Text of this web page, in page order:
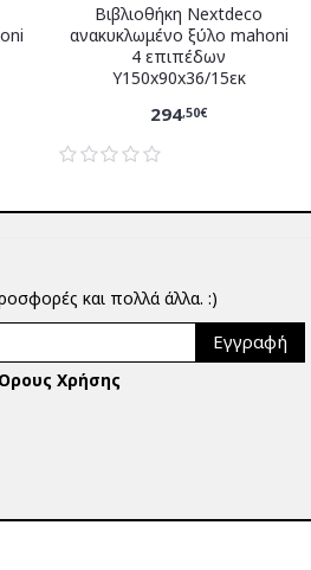
Βιβλιοθήκη Nextdeco
ανακυκλωμένο ξύλο mahoni
4 επιπέδων
Υ150x90x36/15εκ
294,50€
και πολλά άλλα. :)
Εγγραφή
Χρήσης